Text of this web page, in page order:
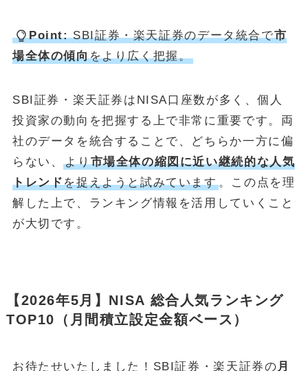
Point:SBI証券・楽天証券のデータ統合で市
場全体の傾向をより広く把握。
SBI証券・楽天証券はNISA口座数が多く、個人
投資家の動向を把握する上で非常に重要です。両
社のデータを統合することで、どちらか一方に偏
らない、より市場全体の縮図に近い継続的な人気
トレンドを捉えようと試みています。この点を理
解した上で、ランキング情報を活用していくこと
が大切です。
【2026年5月】NISA 総合人気ランキング
TOP10（月間積立設定金額ベース）
お待たせいたしました！SBI証券・楽天証券の月